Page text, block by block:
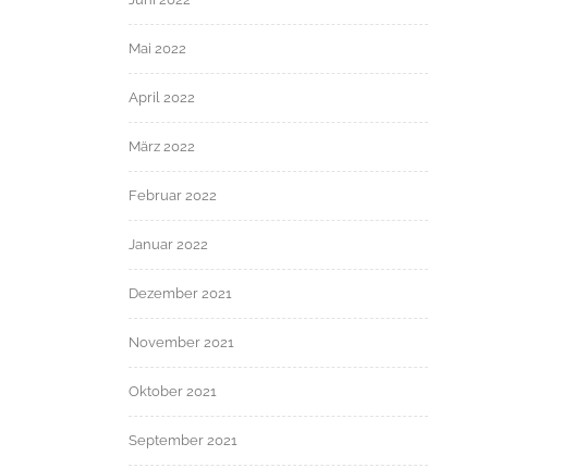
Mai 2022
April 2022
März 2022
Februar 2022
Januar 2022
Dezember 2021
November 2021
Oktober 2021
September 2021